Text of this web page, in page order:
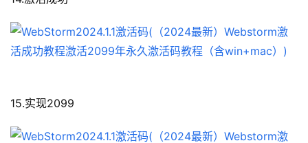
15.实现2099